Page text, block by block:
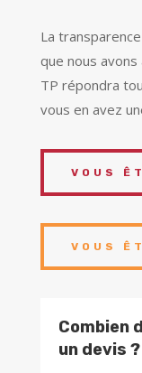
La
que nous avons
TP répondra
vous en avez
VOUS
VOUS
Combien
un devis ?